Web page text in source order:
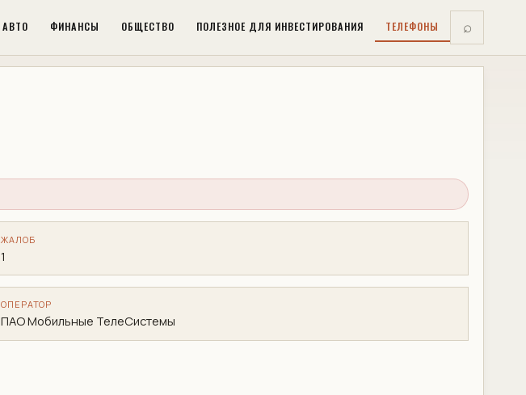
АВТО ФИНАНСЫ ОБЩЕСТВО ПОЛЕЗНОЕ ДЛЯ ИНВЕСТИРОВАНИЯ ТЕЛЕФОНЫ ⌕
ЖАЛОБ
1
ОПЕРАТОР
ПАО Мобильные ТелеСистемы